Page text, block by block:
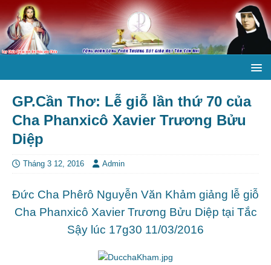
GP.Cần Thơ: Lễ giỗ lần thứ 70 của
Cha Phanxicô Xavier Trương Bửu
Diệp
Tháng 3 12, 2016 Admin
Đức Cha Phêrô Nguyễn Văn Khảm giảng lễ giỗ
Cha Phanxicô Xavier Trương Bửu Diệp tại Tắc
Sậy lúc 17g30 11/03/2016